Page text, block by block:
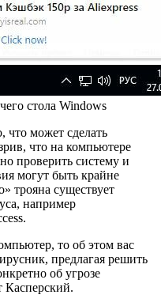
стола Windows
что может сделать
что на компьютере
проверить систему и
могут быть крайне
трояна существует
например
то об этом вас
предлагая решить
об угрозе
Касперский.